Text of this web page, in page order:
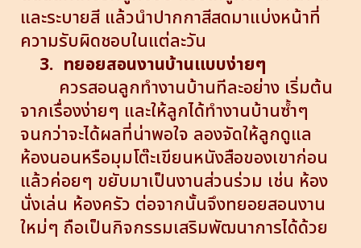
และระบายสี แล้วนำปากกาสีสดมาแบ่งหน้าที่
ความรับผิดชอบในแต่ละวัน
3. ทยอยสอนงานบ้านแบบง่ายๆ
ควรสอนลูกทำงานบ้านทีละอย่าง เริ่มต้น
จากเรื่องง่ายๆ และให้ลูกได้ทำงานบ้านซ้ำๆ
จนกว่าจะได้ผลที่น่าพอใจ ลองจัดให้ลูกดูแล
ห้องนอนหรือมุมโต๊ะเขียนหนังสือของเขาก่อน
แล้วค่อยๆ ขยับมาเป็นงานส่วนร่วม เช่น ห้อง
นั่งเล่น ห้องครัว ต่อจากนั้นจึงทยอยสอนงาน
ใหม่ๆ ถือเป็นกิจกรรมเสริมพัฒนาการได้ด้วย